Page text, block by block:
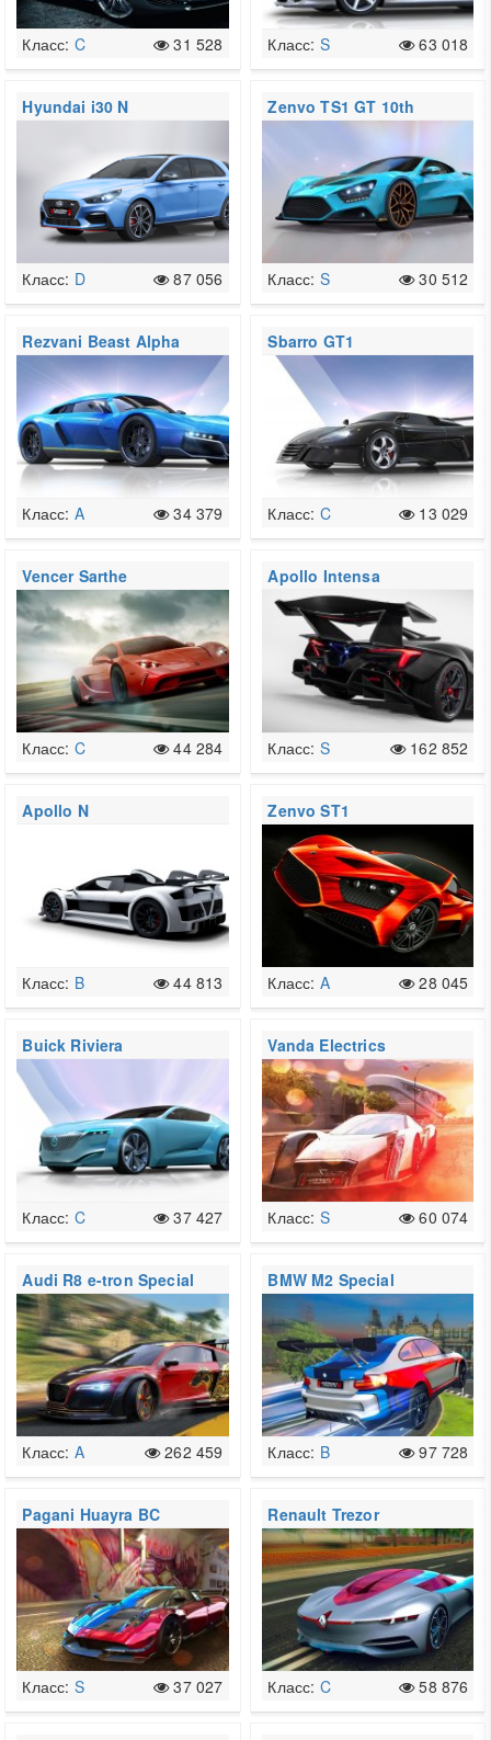
Класс: C 31 528 Класс: S 63 018
Hyundai i30 N
Класс: D 87 056
Zenvo TS1 GT 10th
Anniversary Edition
Класс: S 30 512
Rezvani Beast Alpha
Класс: A 34 379
Sbarro GT1
Класс: C 13 029
Vencer Sarthe
Класс: C 44 284
Apollo Intensa
Emozione
Класс: S 162 852
Apollo N
Класс: B 44 813
Zenvo ST1
Класс: A 28 045
Buick Riviera
Класс: C 37 427
Vanda Electrics
Dendrobium
Класс: S 60 074
Audi R8 e-tron Special
Edition
Класс: A 262 459
BMW M2 Special
Edition
Класс: B 97 728
Pagani Huayra BC
Класс: S 37 027
Renault Trezor
Класс: C 58 876